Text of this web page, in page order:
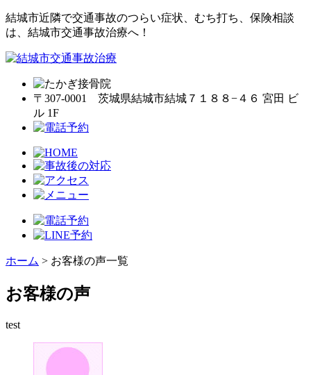
結城市近隣で交通事故のつらい症状、むち打ち、保険相談
は、結城市交通事故治療へ！
〒307-0001 茨城県結城市結城７１８８−４６ 宮田 ビ
ル 1F
ホーム > お客様の声一覧
お客様の声
test